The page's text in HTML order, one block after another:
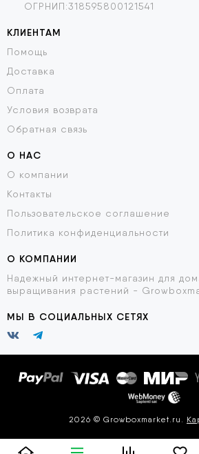
ОГРНИП:318595800121541
КЛИЕНТАМ
Помощь
Доставка
Оплата
Условия возврата
Обратная связь
О НАС
О компании
Контакты
Пользовательское соглашение
Политика конфиденциальности
О КОМПАНИИ
Надежный интернет-магазин для
выращивания растений -
МЫ В СОЦИАЛЬНЫХ СЕТЯХ
2026 © Growboxmarket.ru.